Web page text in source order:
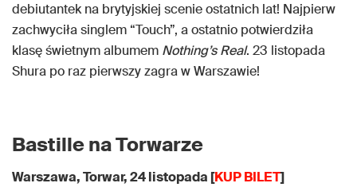
debiutantek na brytyjskiej scenie ostatnich lat! Najpierw
zachwyciła singlem “Touch”, a ostatnio potwierdziła
klasę świetnym albumem Nothing’s Real. 23 listopada
Shura po raz pierwszy zagra w Warszawie!
Bastille na Torwarze
Warszawa, Torwar, 24 listopada [KUP BILET]